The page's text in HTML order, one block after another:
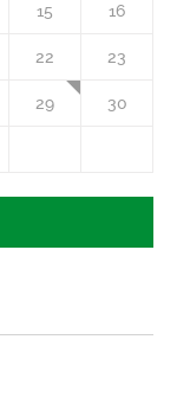
15 16
22 23
29 30